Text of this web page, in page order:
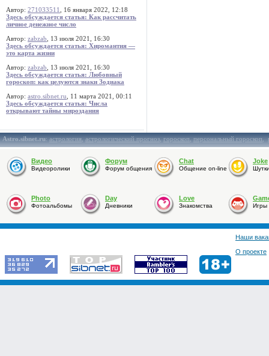
Автор: 271033511
, 16 января 2022, 12:18
Здесь обсуждается статья: Как рассчитать
личное денежное число
Автор: zabzab , 13 июля 2021, 16:30
Здесь обсуждается статья: Хиромантия —
это карта жизни
Автор: zabzab , 13 июля 2021, 16:30
Здесь обсуждается статья: Любовный
гороскоп: как целуются знаки Зодиака
Автор: astro.sibnet.ru , 11 марта 2021, 00:11
Здесь обсуждается статья: Числа
открывают тайны мироздания
Astro.sibnet.ru:астрология,астрологический прогноз,гороскоп,персональный гороскоп,
Видео
Видеоролики
Форум
Форум общения
Chat
Общение on-line
Joke
Photo
Фотоальбомы
Day
Дневники
Love
Знакомства Игры
Наши
О проекте